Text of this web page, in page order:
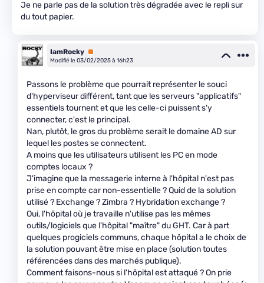
Je ne parle pas de la solution très dégradée avec le repli sur
du tout papier.
IamRocky Premium
Modifié le 03/02/2025 à 16h23
Passons le problème que pourrait représenter le souci
d'hyperviseur différent, tant que les serveurs "applicatifs"
essentiels tournent et que les celle-ci puissent s'y
connecter, c'est le principal.
Nan, plutôt, le gros du problème serait le domaine AD sur
lequel les postes se connectent.
A moins que les utilisateurs utilisent les PC en mode
comptes locaux ?
J'imagine que la messagerie interne à l'hôpital n'est pas
prise en compte car non-essentielle ? Quid de la solution
utilisé ? Exchange ? Zimbra ? Hybridation exchange ?
Oui, l'hôpital où je travaille n'utilise pas les mêmes
outils/logiciels que l'hôpital "maître" du GHT. Car à part
quelques progiciels communs, chaque hôpital a le choix de
la solution pouvant être mise en place (solution toutes
référencées dans des marchés publique).
Comment faisons-nous si l'hôpital est attaqué ? On prie